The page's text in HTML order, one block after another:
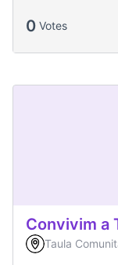
0 Votes
Convivim a
Taula